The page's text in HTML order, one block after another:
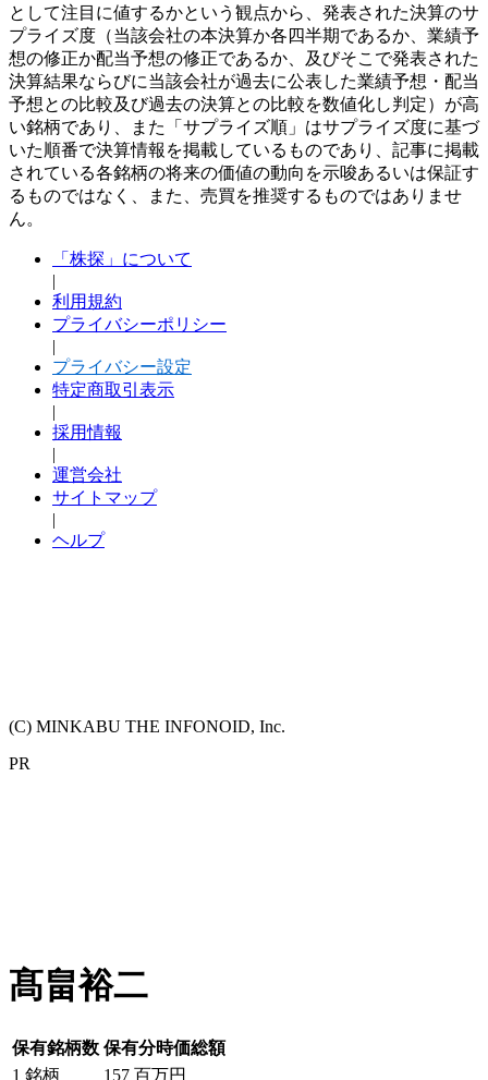
として注目に値するかという観点から、発表された決算のサ
プライズ度（当該会社の本決算か各四半期であるか、業績予
想の修正か配当予想の修正であるか、及びそこで発表された
決算結果ならびに当該会社が過去に公表した業績予想・配当
予想との比較及び過去の決算との比較を数値化し判定）が高
い銘柄であり、また「サプライズ順」はサプライズ度に基づ
いた順番で決算情報を掲載しているものであり、記事に掲載
されている各銘柄の将来の価値の動向を示唆あるいは保証す
るものではなく、また、売買を推奨するものではありませ
ん。
「株探」について
|
利用規約
プライバシーポリシー
|
プライバシー設定
特定商取引表示
|
採用情報
|
運営会社
サイトマップ
|
ヘルプ
(C) MINKABU THE INFONOID, Inc.
PR
髙畠裕二
保有銘柄数 保有分時価総額
1 銘柄 157 百万円